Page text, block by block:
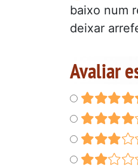
baixo num
deixar
Avaliar